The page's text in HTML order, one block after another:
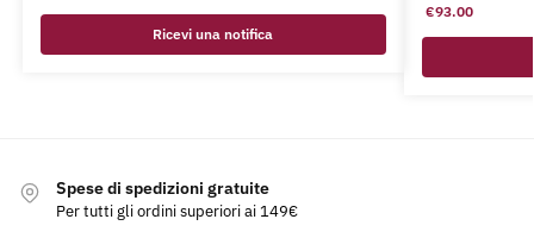
Ricevi una notifica
€93.00
Spese di spedizioni gratuite
Per tutti gli ordini superiori ai 149€